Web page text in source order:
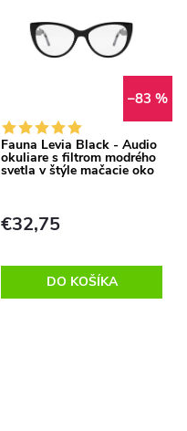
–83 %
Fauna Levia Black - Audio
okuliare s filtrom modrého
svetla v štýle mačacie oko
€32,75
DO KOŠÍKA